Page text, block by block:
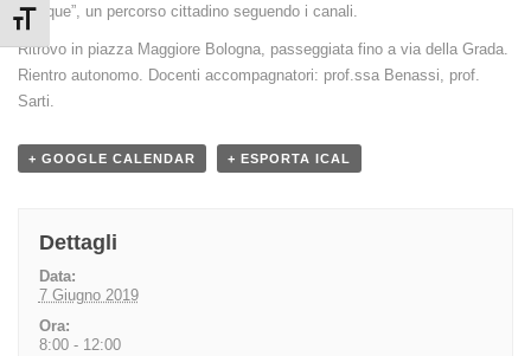
Attiva/disattiva dimensione testo
d’acque”, un percorso cittadino seguendo i canali.
Ritrovo in piazza Maggiore Bologna, passeggiata fino a via della Grada.
Rientro autonomo. Docenti accompagnatori: prof.ssa Benassi, prof.
Sarti.
+ GOOGLE CALENDAR + ESPORTA ICAL
Dettagli
Data:
7 Giugno 2019
Ora:
8:00 - 12:00